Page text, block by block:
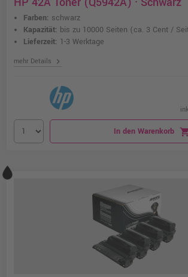
Farben: schwarz
Kapazität: bis zu 10000 Seiten (ca. 3 Cent /
Lieferzeit: 1-3 Werktage
mehr Details chevron_right
In den Warenkorb